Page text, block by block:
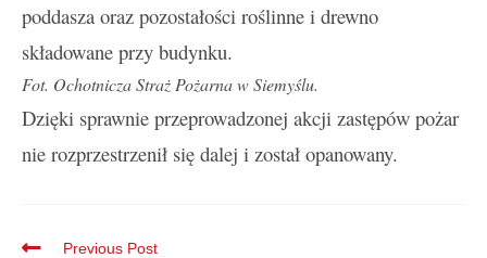
poddasza oraz pozostałości roślinne i drewno
składowane przy budynku.
Fot. Ochotnicza Straż Pożarna w Siemyślu.
Dzięki sprawnie przeprowadzonej akcji zastępów pożar
nie rozprzestrzenił się dalej i został opanowany.
Previous Post